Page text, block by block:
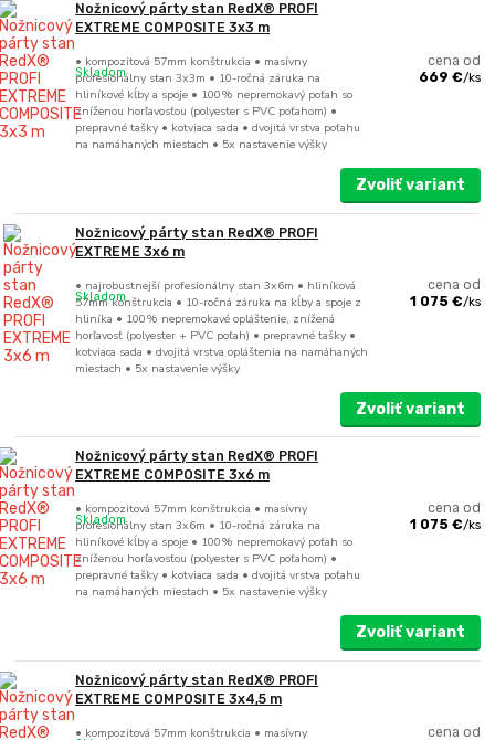
Nožnicový párty stan RedX® PROFI
EXTREME COMPOSITE 3x3 m
• kompozitová 57mm konštrukcia • masívny
profesionálny stan 3x3m • 10-ročná záruka na
hliníkové kĺby a spoje • 100% nepremokavý poťah so
zníženou horľavosťou (polyester s PVC poťahom) •
prepravné tašky • kotviaca sada • dvojitá vrstva poťahu
na namáhaných miestach • 5x nastavenie výšky
cena od
669 €/ks
Skladom
Zvoliť variant
Nožnicový párty stan RedX® PROFI
EXTREME 3x6 m
• najrobustnejší profesionálny stan 3x6m • hliníková
57mm konštrukcia • 10-ročná záruka na kĺby a spoje z
hliníka • 100% nepremokavé opláštenie, znížená
horľavosť (polyester + PVC poťah) • prepravné tašky •
kotviaca sada • dvojitá vrstva opláštenia na namáhaných
miestach • 5x nastavenie výšky
cena od
1 075 €/ks
Skladom
Zvoliť variant
Nožnicový párty stan RedX® PROFI
EXTREME COMPOSITE 3x6 m
• kompozitová 57mm konštrukcia • masívny
profesionálny stan 3x6m • 10-ročná záruka na
hliníkové kĺby a spoje • 100% nepremokavý poťah so
zníženou horľavosťou (polyester s PVC poťahom) •
prepravné tašky • kotviaca sada • dvojitá vrstva poťahu
na namáhaných miestach • 5x nastavenie výšky
cena od
1 075 €/ks
Skladom
Zvoliť variant
Nožnicový párty stan RedX® PROFI
EXTREME COMPOSITE 3x4,5 m
• kompozitová 57mm konštrukcia • masívny
cena od